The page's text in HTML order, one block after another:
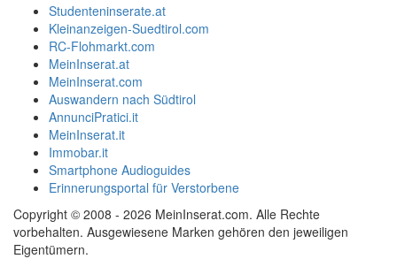
Studenteninserate.at
Kleinanzeigen-Suedtirol.com
RC-Flohmarkt.com
MeinInserat.at
MeinInserat.com
Auswandern nach Südtirol
AnnunciPratici.it
MeinInserat.it
Immobar.it
Smartphone Audioguides
Erinnerungsportal für Verstorbene
Copyright © 2008 - 2026 MeinInserat.com. Alle Rechte
vorbehalten. Ausgewiesene Marken gehören den jeweiligen
Eigentümern.